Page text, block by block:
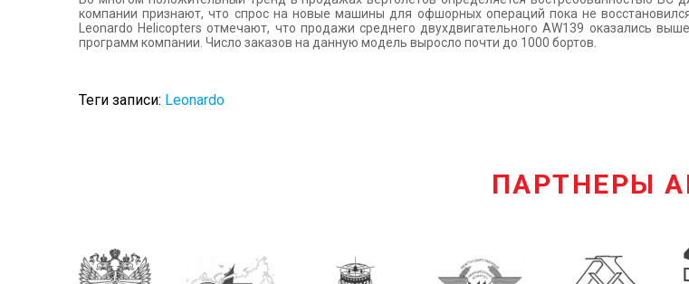
компании признают, что спрос на новые машины для офшорных операций пока не
Leonardo Helicopters отмечают, что продажи среднего двухдвигательного AW139 оказались
программ компании. Число заказов на данную модель выросло почти до 1000 бортов.
Теги записи: Leonardo
ПАРТНЕРЫ